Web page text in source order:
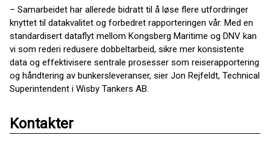
– Samarbeidet har allerede bidratt til å løse flere utfordringer
knyttet til datakvalitet og forbedret rapporteringen vår. Med en
standardisert dataflyt mellom Kongsberg Maritime og DNV kan
vi som rederi redusere dobbeltarbeid, sikre mer konsistente
data og effektivisere sentrale prosesser som reiserapportering
og håndtering av bunkersleveranser, sier Jon Rejfeldt, Technical
Superintendent i Wisby Tankers AB.
Kontakter